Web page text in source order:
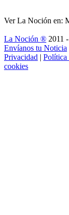
Ver La Noción en:
La Noción ® 2011
Envíanos tu Noticia
Privacidad | Política
cookies